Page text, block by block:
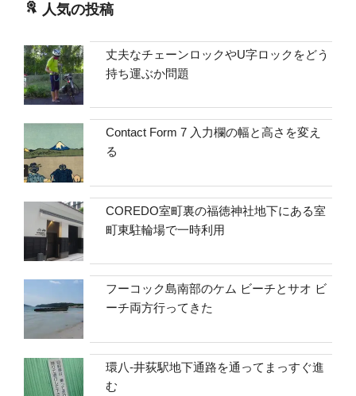
人気の投稿
丈夫なチェーンロックやU字ロックをどう
持ち運ぶか問題
Contact Form 7 入力欄の幅と高さを変え
る
COREDO室町裏の福徳神社地下にある室
町東駐輪場で一時利用
フーコック島南部のケム ビーチとサオ ビ
ーチ両方行ってきた
環八-井荻駅地下通路を通ってまっすぐ進
む